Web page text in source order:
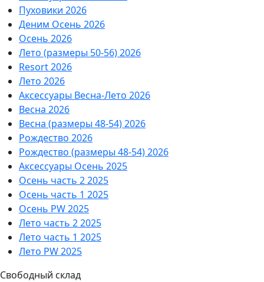
Пуховики 2026
Деним Осень 2026
Осень 2026
Лето (размеры 50-56) 2026
Resort 2026
Лето 2026
Аксессуары Весна-Лето 2026
Весна 2026
Весна (размеры 48-54) 2026
Рождество 2026
Рождество (размеры 48-54) 2026
Аксессуары Осень 2025
Осень часть 2 2025
Осень часть 1 2025
Осень PW 2025
Лето часть 2 2025
Лето часть 1 2025
Лето PW 2025
Свободный склад